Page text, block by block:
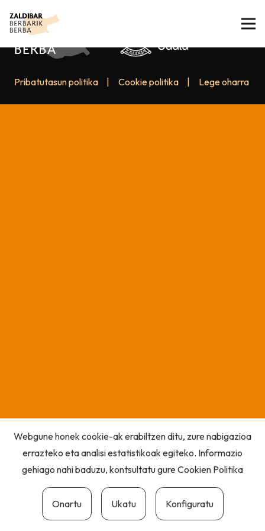
Pribatutasun politika Cookie politika Lege oharra
Webgune honek cookie-ak erabiltzen ditu, zure nabigazioa
errazteko eta analisi estatistikoak egiteko. Informazio
gehiago nahi baduzu, kontsultatu gureCookien Politika
Onartu Ukatu Konfiguratu